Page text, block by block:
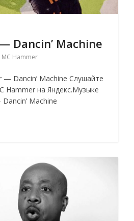
Dancin’ Machine
MC Hammer
Dancin’ Machine Слушайте
Hammer на Яндекс.Музыке
Machine